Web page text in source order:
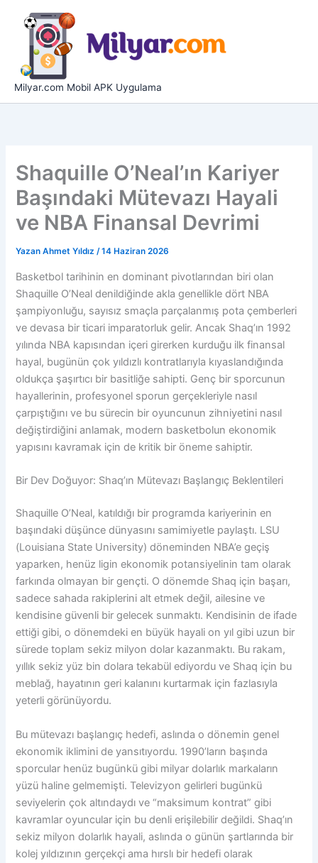
Milyar.com Mobil APK Uygulama
Shaquille O’Neal’ın Kariyer
Başındaki Mütevazı Hayali
ve NBA Finansal Devrimi
Yazan Ahmet Yıldız/14 Haziran 2026
Basketbol tarihinin en dominant pivotlarından biri olan
Shaquille O’Neal denildiğinde akla genellikle dört NBA
şampiyonluğu, sayısız smaçla parçalanmış pota çemberleri
ve devasa bir ticari imparatorluk gelir. Ancak Shaq’ın 1992
yılında NBA kapısından içeri girerken kurduğu ilk finansal
hayal, bugünün çok yıldızlı kontratlarıyla kıyaslandığında
oldukça şaşırtıcı bir basitliğe sahipti. Genç bir sporcunun
hayallerinin, profesyonel sporun gerçekleriyle nasıl
çarpıştığını ve bu sürecin bir oyuncunun zihniyetini nasıl
değiştirdiğini anlamak, modern basketbolun ekonomik
yapısını kavramak için de kritik bir öneme sahiptir.
Bir Dev Doğuyor: Shaq’ın Mütevazı Başlangıç Beklentileri
Shaquille O’Neal, katıldığı bir programda kariyerinin en
başındaki düşünce dünyasını samimiyetle paylaştı. LSU
(Louisiana State University) döneminden NBA’e geçiş
yaparken, henüz ligin ekonomik potansiyelinin tam olarak
farkında olmayan bir gençti. O dönemde Shaq için başarı,
sadece sahada rakiplerini alt etmek değil, ailesine ve
kendisine güvenli bir gelecek sunmaktı. Kendisinin de ifade
ettiği gibi, o dönemdeki en büyük hayali on yıl gibi uzun bir
sürede toplam sekiz milyon dolar kazanmaktı. Bu rakam,
yıllık sekiz yüz bin dolara tekabül ediyordu ve Shaq için bu
meblağ, hayatının geri kalanını kurtarmak için fazlasıyla
yeterli görünüyordu.
Bu mütevazı başlangıç hedefi, aslında o dönemin genel
ekonomik iklimini de yansıtıyordu. 1990’ların başında
sporcular henüz bugünkü gibi milyar dolarlık markaların
yüzü haline gelmemişti. Televizyon gelirleri bugünkü
seviyelerin çok altındaydı ve “maksimum kontrat” gibi
kavramlar oyuncular için bu denli erişilebilir değildi. Shaq’ın
sekiz milyon dolarlık hayali, aslında o günün şartlarında bir
kolej yıldızının gerçekçi ama hırslı bir hedefi olarak